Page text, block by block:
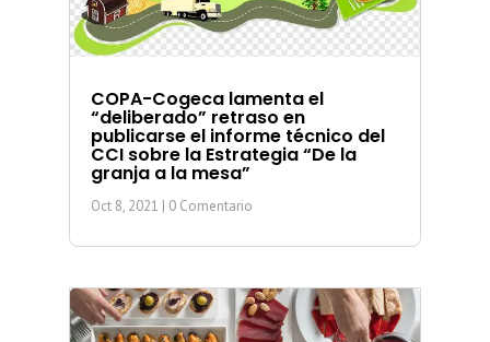
COPA-Cogeca lamenta el
“deliberado” retraso en
publicarse el informe técnico del
CCI sobre la Estrategia “De la
granja a la mesa”
Oct 8, 2021 | 0 Comentario